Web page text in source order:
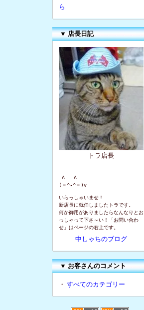
ら
▼ 店長日記
トラ店長
Λ   Λ
(＝^-^＝)v
いらっしゃいませ！
新店長に就任しましたトラです。
何か御用がありましたらなんなりとお
っしゃって下さ～い！「お問い合わ
せ」はページの右上です。
中しゃちのブログ
▼お客さんのコメント
・ すべてのカテゴリー